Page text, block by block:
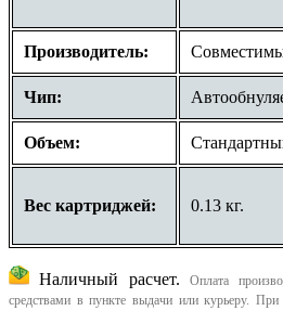
Производитель:
Чип:
Объем:
Вес картриджей: 0.13 кг.
Наличный расчет.
Оплата
средствами в пункте выдачи или курьеру. При